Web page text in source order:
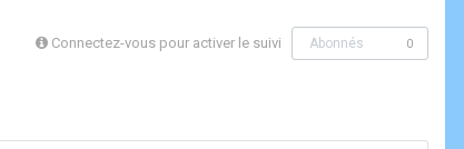
Connectez-vous pour activer le suivi Abonnés 0